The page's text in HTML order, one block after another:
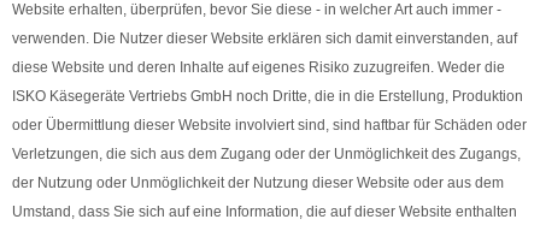
Website erhalten, überprüfen, bevor Sie diese - in welcher Art auch immer -
verwenden. Die Nutzer dieser Website erklären sich damit einverstanden, auf
diese Website und deren Inhalte auf eigenes Risiko zuzugreifen. Weder die
ISKO Käsegeräte Vertriebs GmbH noch Dritte, die in die Erstellung, Produktion
oder Übermittlung dieser Website involviert sind, sind haftbar für Schäden oder
Verletzungen, die sich aus dem Zugang oder der Unmöglichkeit des Zugangs,
der Nutzung oder Unmöglichkeit der Nutzung dieser Website oder aus dem
Umstand, dass Sie sich auf eine Information, die auf dieser Website enthalten